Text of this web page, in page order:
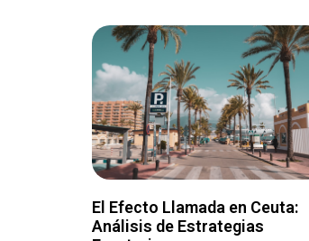
El Efecto Llamada en Ceuta:
Análisis de Estrategias